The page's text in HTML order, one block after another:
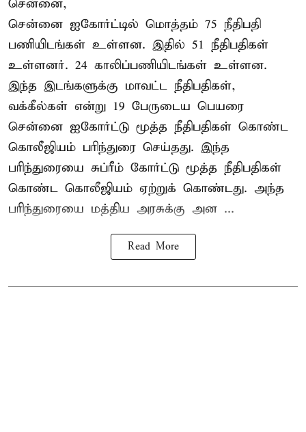
சென்னை,
சென்னை ஐகோர்ட்டில் மொத்தம் 75 நீதிபதி
பணியிடங்கள் உள்ளன. இதில் 51 நீதிபதிகள்
உள்ளனர். 24 காலிப்பணியிடங்கள் உள்ளன.
இந்த இடங்களுக்கு மாவட்ட நீதிபதிகள்,
வக்கீல்கள் என்று 19 பேருடைய பெயரை
சென்னை ஐகோர்ட்டு மூத்த நீதிபதிகள் கொண்ட
கொலீஜியம் பரிந்துரை செய்தது. இந்த
பரிந்துரையை சுப்ரீம் கோர்ட்டு மூத்த நீதிபதிகள்
கொண்ட கொலீஜியம் ஏற்றுக் கொண்டது. அந்த
பரிந்துரையை மத்திய அரசுக்கு அன ...
Read More